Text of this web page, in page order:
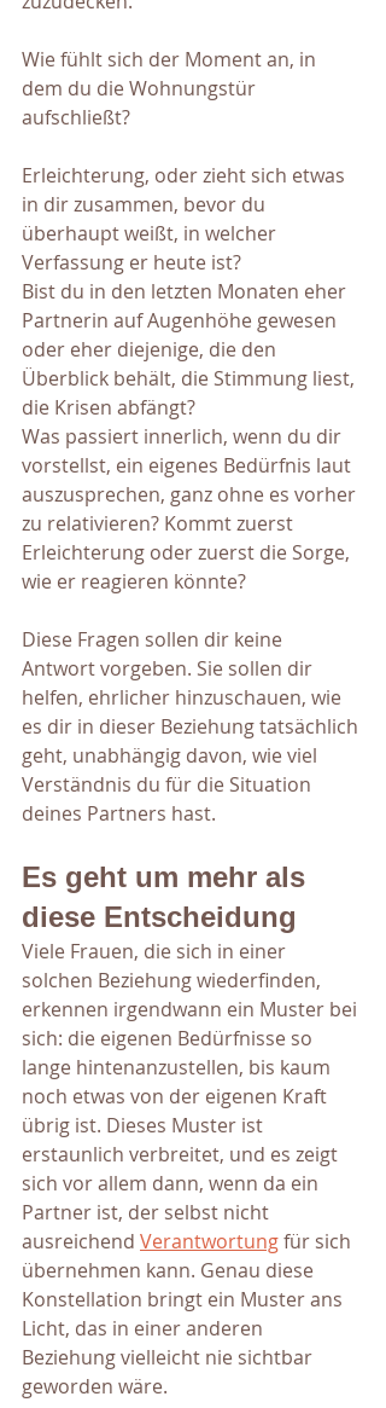
Wie fühlt sich der Moment an, in
dem du die Wohnungstür
aufschließt?
Erleichterung, oder zieht sich etwas
in dir zusammen, bevor du
überhaupt weißt, in welcher
Verfassung er heute ist?
Bist du in den letzten Monaten eher
Partnerin auf Augenhöhe gewesen
oder eher diejenige, die den
Überblick behält, die Stimmung liest,
die Krisen abfängt?
Was passiert innerlich, wenn du dir
vorstellst, ein eigenes Bedürfnis laut
auszusprechen, ganz ohne es vorher
zu relativieren? Kommt zuerst
Erleichterung oder zuerst die Sorge,
wie er reagieren könnte?
Diese Fragen sollen dir keine
Antwort vorgeben. Sie sollen dir
helfen, ehrlicher hinzuschauen, wie
es dir in dieser Beziehung tatsächlich
geht, unabhängig davon, wie viel
Verständnis du für die Situation
deines Partners hast.
Es geht um mehr als
diese Entscheidung
Viele Frauen, die sich in einer
solchen Beziehung wiederfinden,
erkennen irgendwann ein Muster bei
sich: die eigenen Bedürfnisse so
lange hintenanzustellen, bis kaum
noch etwas von der eigenen Kraft
übrig ist. Dieses Muster ist
erstaunlich verbreitet, und es zeigt
sich vor allem dann, wenn da ein
Partner ist, der selbst nicht
ausreichend Verantwortung für sich
übernehmen kann. Genau diese
Konstellation bringt ein Muster ans
Licht, das in einer anderen
Beziehung vielleicht nie sichtbar
geworden wäre.